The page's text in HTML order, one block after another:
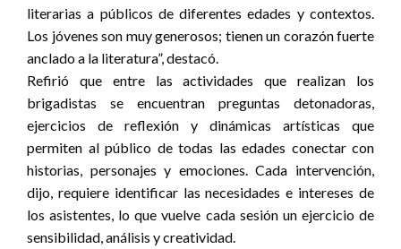
literarias a públicos de diferentes edades y contextos.
Los jóvenes son muy generosos; tienen un corazón fuerte
anclado a la literatura”, destacó.
Refirió que entre las actividades que realizan los
brigadistas se encuentran preguntas detonadoras,
ejercicios de reflexión y dinámicas artísticas que
permiten al público de todas las edades conectar con
historias, personajes y emociones. Cada intervención,
dijo, requiere identificar las necesidades e intereses de
los asistentes, lo que vuelve cada sesión un ejercicio de
sensibilidad, análisis y creatividad.